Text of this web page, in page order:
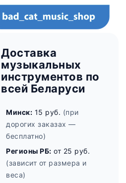
Доставка
музыкальных
инструментов по
всей Беларуси
Минск: 15 руб. (при
дорогих заказах —
бесплатно)
Регионы РБ: от 25 руб.
(зависит от размера и
веса)